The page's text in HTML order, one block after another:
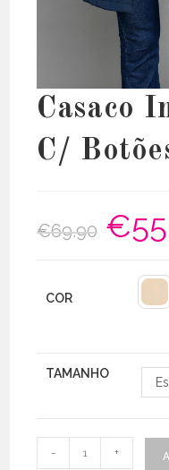
Casaco
C/
€69.90
O
preço
original
€
COR
TAMANHO
- +